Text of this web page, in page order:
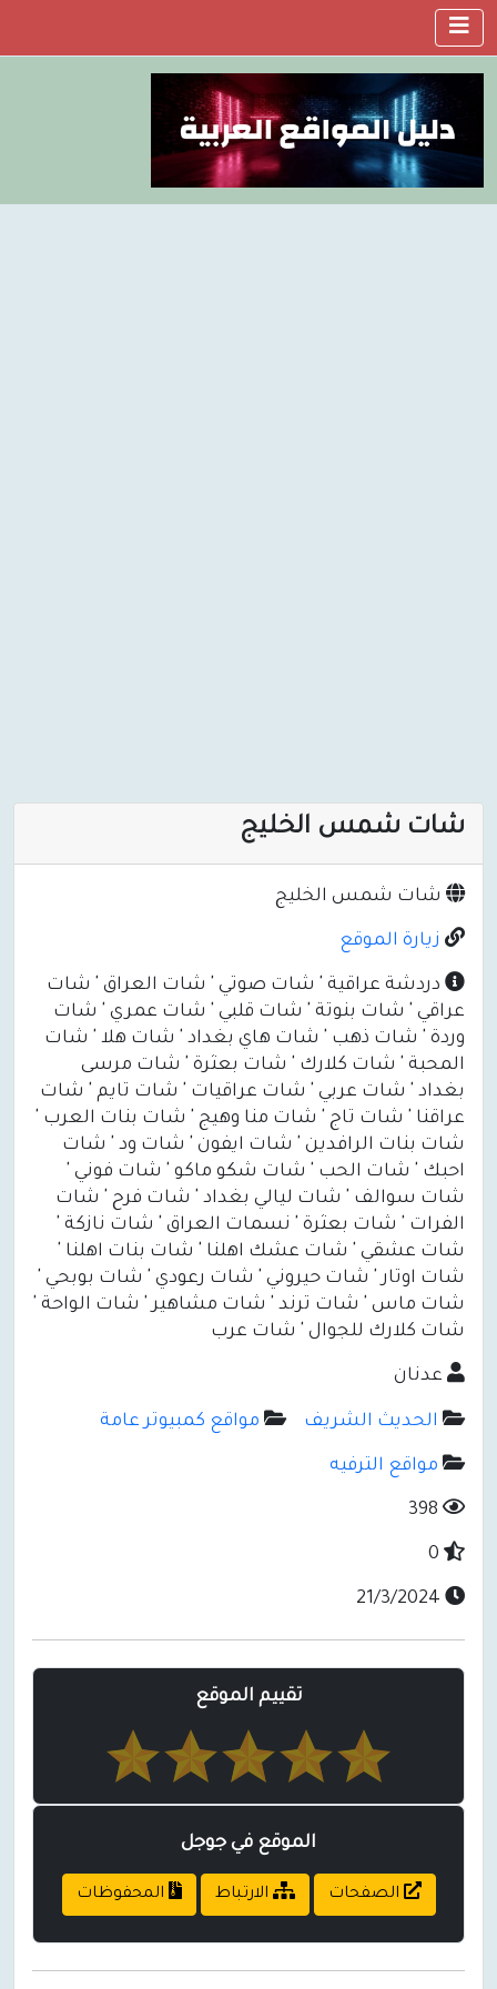
شات شمس الخليج
شات شمس الخليج
زيارة الموقع
دردشة عراقية ' شات صوتي ' شات العراق ' شات
عراقي ' شات بنوتة ' شات قلبي ' شات عمري ' شات
وردة ' شات ذهب ' شات هاي بغداد ' شات هلا ' شات
المحبة ' شات كلارك ' شات بعثرة ' شات مرسى
بغداد ' شات عربي ' شات عراقيات ' شات تايم ' شات
عراقنا ' شات تاج ' شات منا وهيج ' شات بنات العرب '
شات بنات الرافدين ' شات ايفون ' شات ود ' شات
احبك ' شات الحب ' شات شكو ماكو ' شات فوني '
شات سوالف ' شات ليالي بغداد ' شات فرح ' شات
الفرات ' شات بعثرة ' نسمات العراق ' شات نازكة '
شات عشقي ' شات عشك اهلنا ' شات بنات اهلنا '
شات اوتار ' شات حيروني ' شات رعودي ' شات بوبحي '
شات ماس ' شات ترند ' شات مشاهير ' شات الواحة '
شات كلارك للجوال ' شات عرب
عدنان
الحديث الشريف مواقع كمبيوتر عامة
مواقع الترفيه
تقييم الموقع
الموقع في جوجل
الصفحات الارتباط المحفوظات